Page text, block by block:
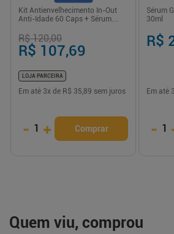
Kit Antienvelhecimento In-Out
Anti-Idade 60 Caps + Sérum
R$ 120,00
R$ 107,69
LOJA PARCEIRA
Em até 3x de R$ 35,89 sem juros
- 1 + Comprar
Sérum
30ml
R$
Em até 3
- 1
Quem viu, comprou